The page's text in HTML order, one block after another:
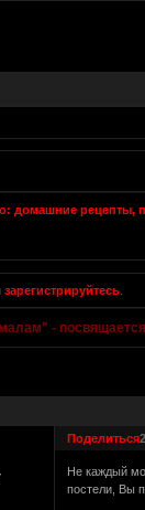
зарегистрируйтесь.
-
Поделиться
Не каждый
постели, Вы